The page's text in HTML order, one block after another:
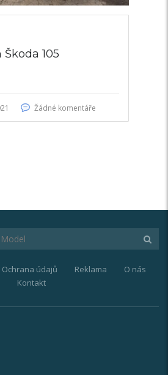
Škoda 105
Žádné komentáře
Ochrana údajů Reklama
O nás
Kontakt